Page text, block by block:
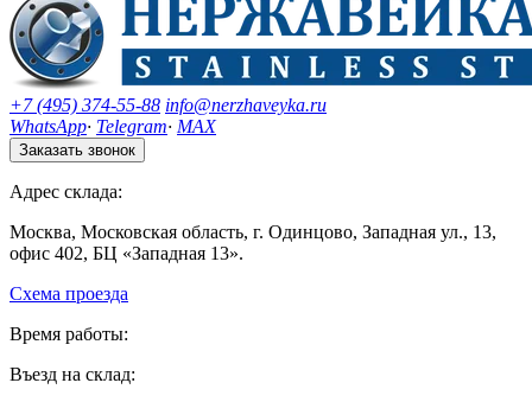
+7 (495) 374-55-88 info@nerzhaveyka.ru
WhatsApp· Telegram· MAX
Заказать звонок
Адрес склада:
Москва, Московская область, г. Одинцово, Западная ул., 13,
офис 402, БЦ «Западная 13».
Схема проезда
Время работы:
Въезд на склад: